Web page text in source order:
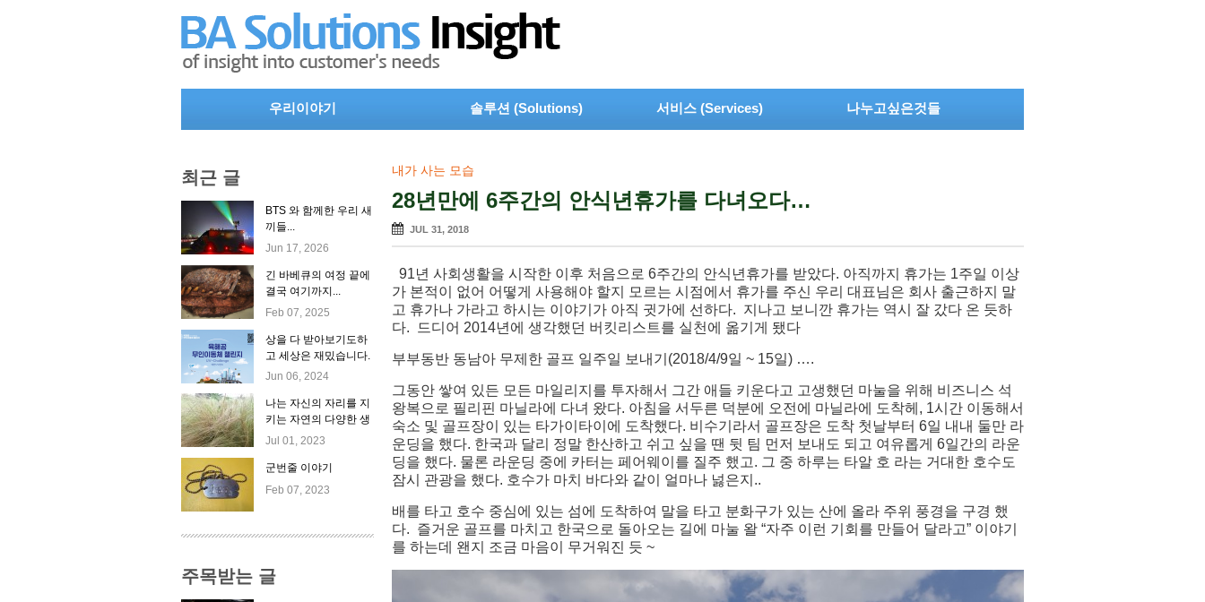
우리이야기 솔루션 (Solutions) 서비스 (Services) 나누고싶은것들
내가 사는 모습
28년만에 6주간의 안식년휴가를 다녀오다…
JUL 31, 2018
91년 사회생활을 시작한 이후 처음으로 6주간의 안식년휴가를 받았다. 아직까지 휴가는 1주일 이상
가 본적이 없어 어떻게 사용해야 할지 모르는 시점에서 휴가를 주신 우리 대표님은 회사 출근하지 말
고 휴가나 가라고 하시는 이야기가 아직 귓가에 선하다. 지나고 보니깐 휴가는 역시 잘 갔다 온 듯하
다. 드디어 2014년에 생각했던 버킷리스트를 실천에 옮기게 됐다
부부동반 동남아 무제한 골프 일주일 보내기 (2018/4/9일 ~ 15일) ….
그동안 쌓여 있든 모든 마일리지를 투자해서 그간 애들 키운다고 고생했던 마눌을 위해 비즈니스 석
왕복으로 필리핀 마닐라에 다녀 왔다. 아침을 서두른 덕분에 오전에 마닐라에 도착헤, 1시간 이동해서
숙소 및 골프장이 있는 타가이타이에 도착했다. 비수기라서 골프장은 도착 첫날부터 6일 내내 둘만 라
운딩을 했다. 한국과 달리 정말 한산하고 쉬고 싶을 땐 뒷 팀 먼저 보내도 되고 여유롭게 6일간의 라운
딩을 했다. 물론 라운딩 중에 카터는 페어웨이를 질주 했고. 그 중 하루는 타알 호 라는 거대한 호수도
잠시 관광을 했다. 호수가 마치 바다와 같이 얼마나 넗은지..
배를 타고 호수 중심에 있는 섬에 도착하여 말을 타고 분화구가 있는 산에 올라 주위 풍경을 구경 했
다. 즐거운 골프를 마치고 한국으로 돌아오는 길에 마눌 왈 “자주 이런 기회를 만들어 달라고” 이야기
를 하는데 왠지 조금 마음이 무거워진 듯 ~
최근 글
BTS 와 함께한 우리 새
끼들...
Jun 17, 2026
긴 바베큐의 여정 끝에
결국 여기까지...
Feb 07, 2025
상을 다 받아보기도하
고 세상은 재밌습니다.
Jun 06, 2024
나는 자신의 자리를 지
키는 자연의 다양한 생
명체들이 좋다.
Jul 01, 2023
군번줄 이야기
Feb 07, 2023
주목받는 글